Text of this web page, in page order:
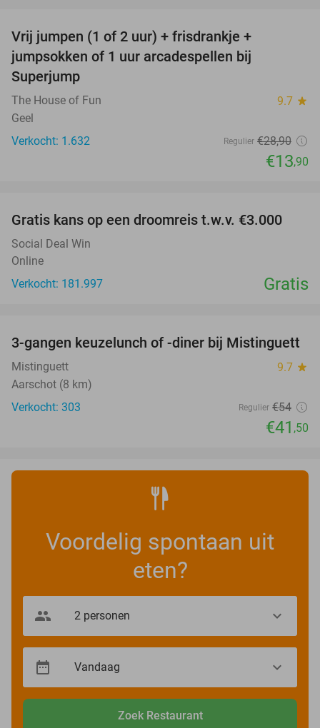
Vrij jumpen (1 of 2 uur) + frisdrankje +
jumpsokken of 1 uur arcadespellen bij
Superjump
The House of Fun 9.7 star
Geel
Verkocht: 1.632
Regulier €28,90
€13,90
Gratis kans op een droomreis t.w.v. €3.000
Social Deal Win
Online
Verkocht: 181.997
Gratis
23%
3-gangen keuzelunch of -diner bij Mistinguett
Mistinguett 9.7 star
Aarschot (8 km)
Verkocht: 303
Regulier €54
€41 ,50
Voordelig spontaan uit
eten?
Zoek Restaurant